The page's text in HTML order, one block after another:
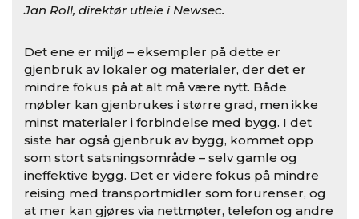
Jan Roll, direktør utleie i Newsec.
Det ene er miljø – eksempler på dette er
gjenbruk av lokaler og materialer, der det er
mindre fokus på at alt må være nytt. Både
møbler kan gjenbrukes i større grad, men ikke
minst materialer i forbindelse med bygg. I det
siste har også gjenbruk av bygg, kommet opp
som stort satsningsområde – selv gamle og
ineffektive bygg. Det er videre fokus på mindre
reising med transportmidler som forurenser, og
at mer kan gjøres via nettmøter, telefon og andre